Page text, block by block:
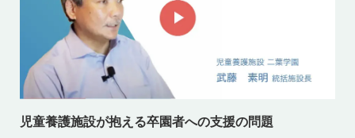
児童養護施設が抱える卒園者への支援の問題